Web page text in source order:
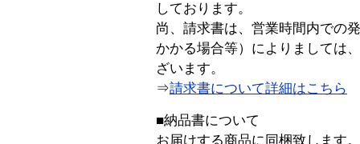
しております。
尚、請求書は、営業時間内での
かかる場合等）によりましては
ざいます。
⇒請求書について詳細はこちら
■納品書について
お届けする商品に同梱致します。